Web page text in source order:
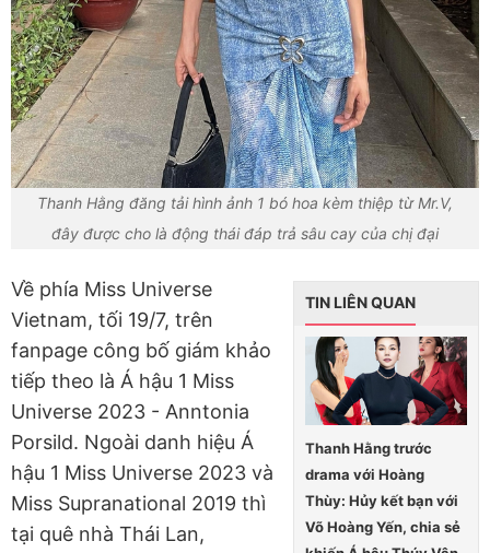
Thanh Hằng đăng tải hình ảnh 1 bó hoa kèm thiệp từ Mr.V,
đây được cho là động thái đáp trả sâu cay của chị đại
TIN LIÊN QUAN
Thanh Hằng trước
drama với Hoàng
Thùy: Hủy kết bạn với
Võ Hoàng Yến, chia sẻ
Về phía Miss Universe
Vietnam, tối 19/7, trên
fanpage công bố giám khảo
tiếp theo là Á hậu 1 Miss
Universe 2023 - Anntonia
Porsild. Ngoài danh hiệu Á
hậu 1 Miss Universe 2023 và
Miss Supranational 2019 thì
tại quê nhà Thái Lan,